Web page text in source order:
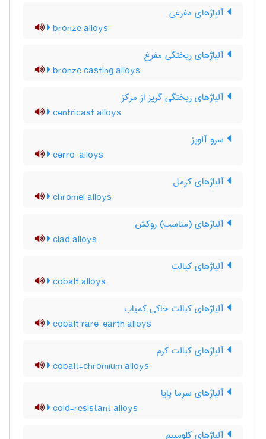
آلیاژهای مفرغی
bronze alloys
آلیاژهای ریختگی مفرغ
bronze casting alloys
آلیاژهای ریختگی گریز از مرکز
centricast alloys
سرو آلویز
cerro-alloys
آلیاژهای کرمل
chromel alloys
آلیاژهای (مناسب) روکش
clad alloys
آلیاژهای کبالت
cobalt alloys
آلیاژهای کبالت خاکی کمیاب
cobalt rare-earth alloys
آلیاژهای کبالت کرم
cobalt-chromium alloys
آلیاژهای سرما پایا
cold-resistant alloys
آلیاژهای کلومبیم